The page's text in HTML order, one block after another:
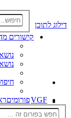
דילוג לתוכן
קישורים
VGFפורומים